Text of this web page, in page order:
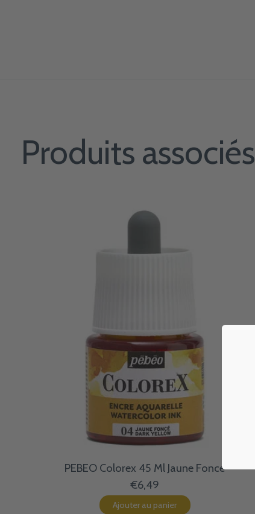
Produits associés
PEBEO Colorex 45 Ml Jaune Fonce
€6,49
Ajouter au panier